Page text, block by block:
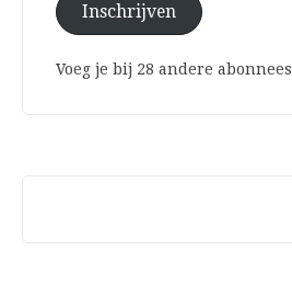
Inschrijven
Voeg je bij 28 andere abonnees